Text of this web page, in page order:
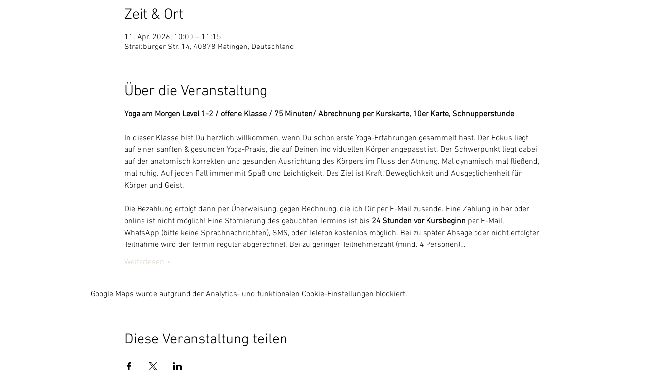
Zeit & Ort
11. Apr. 2026, 10:00 – 11:15
Straßburger Str. 14, 40878 Ratingen, Deutschland
Über die Veranstaltung
Yoga am Morgen Level 1-2 / offene Klasse / 75 Minuten/ Abrechnung per Kurskarte, 10er Karte, Schnupperstunde
In dieser Klasse bist Du herzlich willkommen, wenn Du schon erste Yoga-Erfahrungen gesammelt hast. Der Fokus liegt
auf einer sanften & gesunden Yoga-Praxis, die auf Deinen individuellen Körper angepasst ist. Der Schwerpunkt liegt dabei
auf der anatomisch korrekten und gesunden Ausrichtung des Körpers im Fluss der Atmung. Mal dynamisch mal fließend,
mal ruhig. Auf jeden Fall immer mit Spaß und Leichtigkeit. Das Ziel ist Kraft, Beweglichkeit und Ausgeglichenheit für
Körper und Geist.
Die Bezahlung erfolgt dann per Überweisung, gegen Rechnung, die ich Dir per E-Mail zusende. Eine Zahlung in bar oder
online ist nicht möglich! Eine Stornierung des gebuchten Termins ist bis 24 Stunden vor Kursbeginn per E-Mail,
WhatsApp (bitte keine Sprachnachrichten), SMS, oder Telefon kostenlos möglich. Bei zu später Absage oder nicht erfolgter
Teilnahme wird der Termin regulär abgerechnet. Bei zu geringer Teilnehmerzahl (mind. 4 Personen)…
Weiterlesen >
Google Maps wurde aufgrund der Analytics- und funktionalen Cookie-Einstellungen blockiert.
Diese Veranstaltung teilen